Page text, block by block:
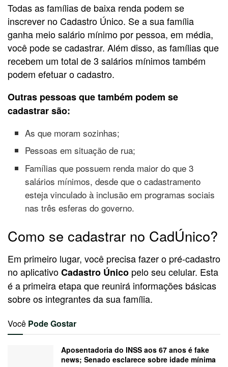
Todas as famílias de baixa renda podem se
inscrever no Cadastro Único. Se a sua família
ganha meio salário mínimo por pessoa, em média,
você pode se cadastrar. Além disso, as famílias que
recebem um total de 3 salários mínimos também
podem efetuar o cadastro.
Outras pessoas que também podem se
cadastrar são:
As que moram sozinhas;
Pessoas em situação de rua;
Famílias que possuem renda maior do que 3
salários mínimos, desde que o cadastramento
esteja vinculado à inclusão em programas sociais
nas três esferas do governo.
Como se cadastrar no CadÚnico?
Em primeiro lugar, você precisa fazer o pré-cadastro
no aplicativoCadastro Único pelo seu celular. Esta
é a primeira etapa que reunirá informações básicas
sobre os integrantes da sua família.
Você Pode Gostar
Aposentadoria do INSS aos 67 anos é fake
news; Senado esclarece sobre idade mínima